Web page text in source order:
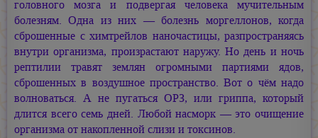
головного мозга и подвергая человека мучительным
болезням. Одна из них — болезнь моргеллонов, когда
сброшенные с химтрейлов наночастицы, разпространяясь
внутри организма, произрастают наружу. Но день и ночь
рептилии травят землян огромными партиями ядов,
сброшенных в воздушное пространство. Вот о чём надо
волноваться. А не пугаться ОРЗ, или гриппа, который
длится всего семь дней. Любой насморк — это очищение
организма от накопленной слизи и токсинов.